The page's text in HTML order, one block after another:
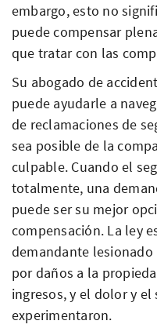
embargo, esto no
puede compensar
que tratar con las
Su abogado de
puede ayudarle a
de reclamaciones de
sea posible de la
culpable. Cuando el
totalmente, una
puede ser su mejor
compensación. La ley
demandante
por daños a la
ingresos, y el dolor y
experimentaron.